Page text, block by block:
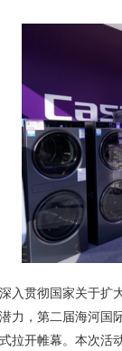
入贯彻国家关于扩
力，第二届海河国
拉开帷幕。本次活